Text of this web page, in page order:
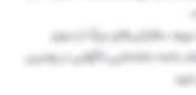
ورود سفارش‌های بزرگ از سوی
باعث جابه‌جایی ناگهانی در بهترین